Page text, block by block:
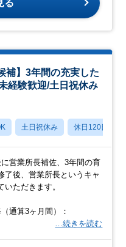
る
】3年間の充実した
経験歓迎/土日祝休み
土日祝休み 休日120日以上
営業所長補佐、3年間の育
了後、営業所長というキャ
いただきます。
（通算3ヶ月間）：
…続きを読む